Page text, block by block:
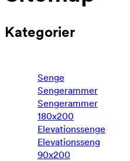
Kategorier
Senge
Sengerammer
Sengerammer
180x200
Elevationssenge
Elevationsseng
90x200